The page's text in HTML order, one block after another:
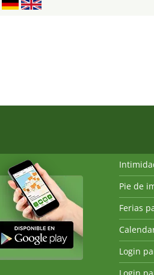
Pie de
Ferias
Login